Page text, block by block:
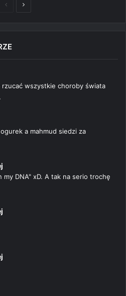
PoprzedniaNastępna
rzucać wszystkie choroby świata
a mahmud siedzi za
my DNA" xD. A tak na serio trochę